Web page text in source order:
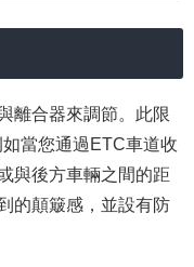
離合器來調節。此限
當您通過 ETC車道收
與後方車輛之間的距
的顛簸感，並設有防